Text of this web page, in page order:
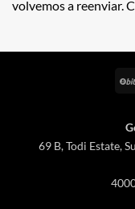
volvemos a reenviar.
69 B, Todi Estate,